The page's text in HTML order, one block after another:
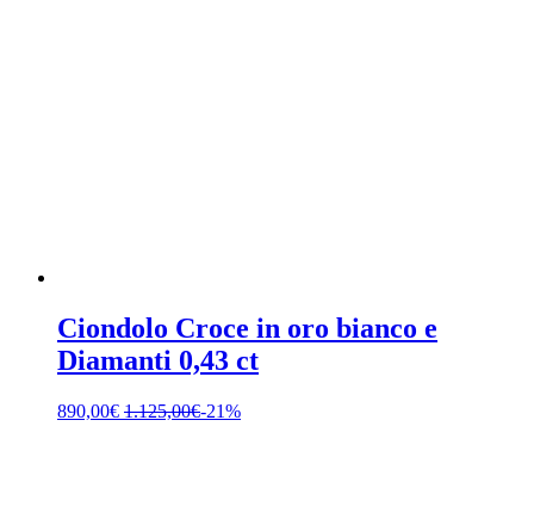
Ciondolo Croce in oro bianco e
Diamanti 0,43 ct
890,00€ 1.125,00€-21%